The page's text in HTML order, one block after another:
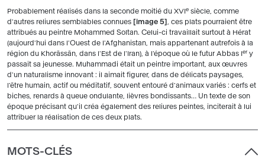
Probablement réalisés dans la seconde moitié du XVI e siècle, comme
d'autres reliures semblables connues
image 5
, ces plats pourraient être
attribués au peintre Mohammed Soltan. Celui-ci travaillait surtout à Hérat
(aujourd'hui dans l'Ouest de l'Afghanistan, mais appartenant autrefois à la
région du Khorâssân, dans l'Est de l'Iran), à l'époque où le futur Abbas I er y
passait sa jeunesse. Muhammadi était un peintre important, aux œuvres
d'un naturalisme innovant : il aimait figurer, dans de délicats paysages,
l'être humain, actif ou méditatif, souvent entouré d'animaux variés : cerfs et
biches, renards à queue ondulante, lièvres bondissants… Un texte de son
époque précisant qu'il créa également des reliures peintes, inciterait à lui
attribuer la réalisation de ces deux plats.
MOTS-CLÉS